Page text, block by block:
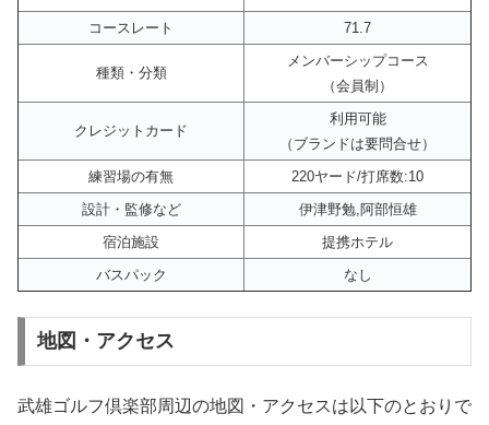
コースレート
71.7
種類・分類
メンバーシップコース
（会員制）
クレジットカード
利用可能
（ブランドは要問合せ）
練習場の有無
220ヤード/打席数:10
設計・監修など
伊津野勉,阿部恒雄
宿泊施設
提携ホテル
バスパック
なし
地図・アクセス
武雄ゴルフ倶楽部周辺の地図・アクセスは以下のとおりで